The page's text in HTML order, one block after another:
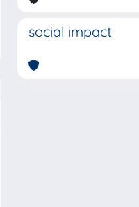
social impact